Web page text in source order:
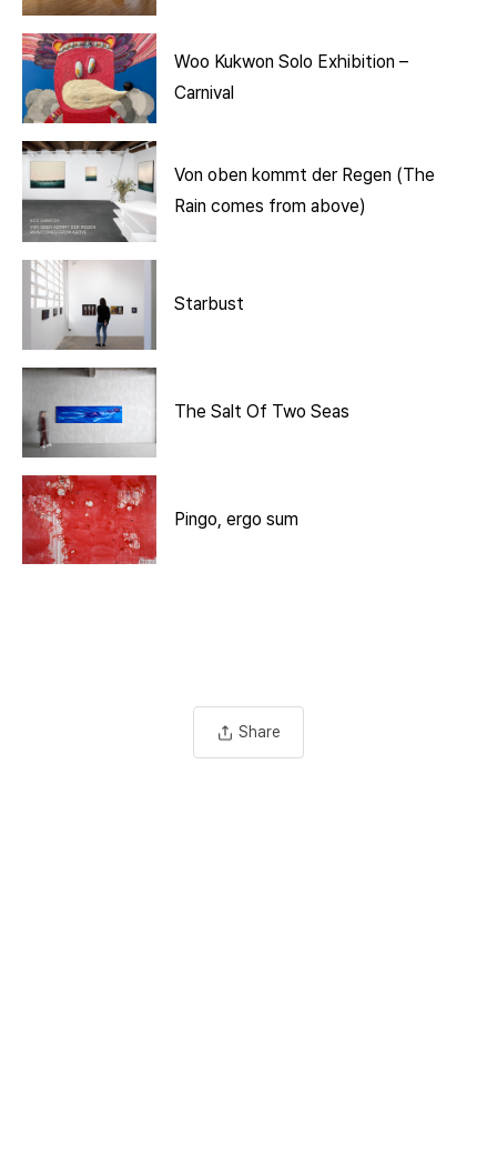
Woo Kukwon Solo Exhibition –
Carnival
Von oben kommt der Regen (The
Rain comes from above)
Starbust
The Salt Of Two Seas
Pingo, ergo sum
Share